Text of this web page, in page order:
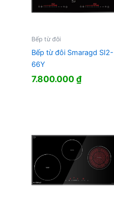
Bếp từ đôi
Bếp từ đôi Smaragd SI2-
66Y
7.800.000₫